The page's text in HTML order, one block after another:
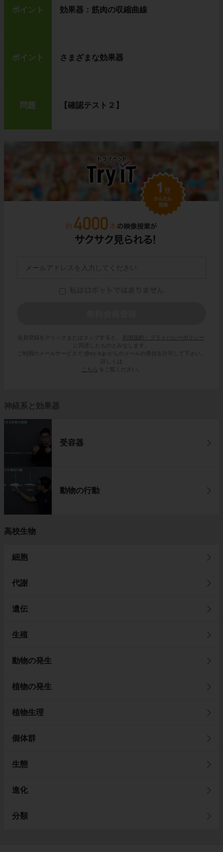
ポイント 効果器：筋肉の収縮曲線
ポイント さまざまな効果器
問題 【確認テスト２】
会員登録をクリックまたはタップすると、
利用規約・プライバシーポリシー
に同意したものとみなします。
ご利用のメールサービスで @try-it.jp からのメールの受信を許可して下さい。
詳しくは
こちら
をご覧ください。
神経系と効果器
受容器
動物の行動
高校生物
細胞
代謝
遺伝
生殖
動物の発生
植物の発生
植物生理
個体群
生態
進化
分類